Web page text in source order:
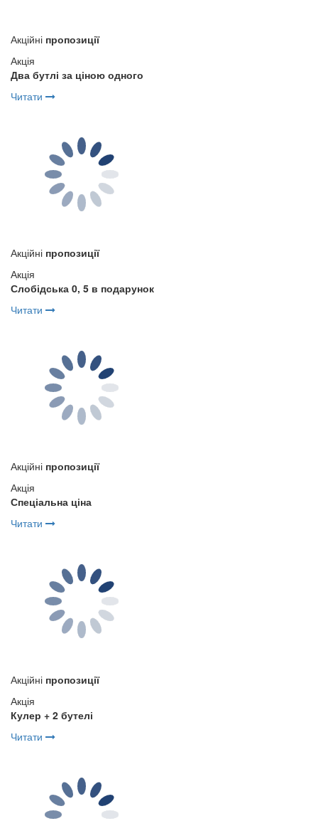
Акційні пропозиції
Акція
Два бутлі за ціною одного
Читати
Акційні пропозиції
Акція
Слобідська 0, 5 в подарунок
Читати
Акційні пропозиції
Акція
Спеціальна ціна
Читати
Акційні пропозиції
Акція
Кулер + 2 бутелі
Читати